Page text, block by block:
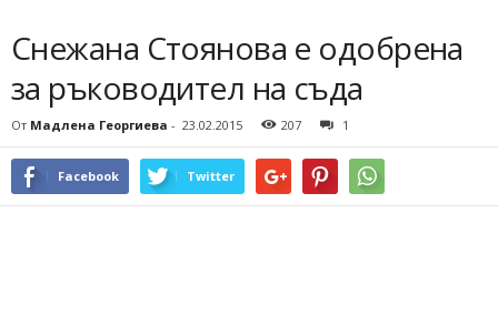
Снежана Стоянова е одобрена
за ръководител на съда
От Мадлена Георгиева - 23.02.2015 207 1
Facebook Twitter